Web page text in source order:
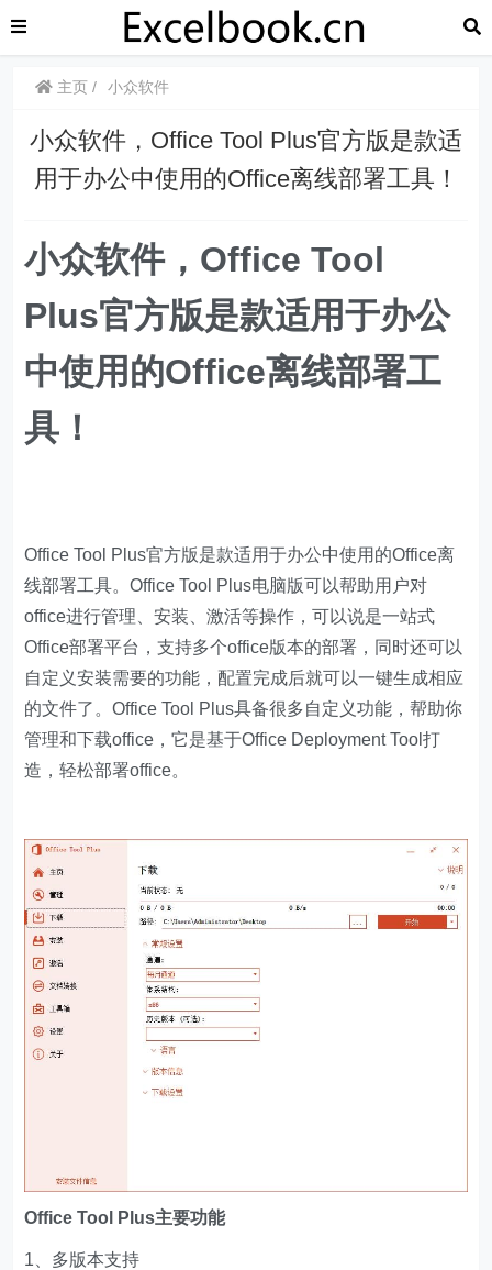
主页 小众软件
小众软件，Office Tool Plus官方版是款适
用于办公中使用的Office离线部署工具！
小众软件，Office Tool
Plus官方版是款适用于办公
中使用的Office离线部署工
具！
Office Tool Plus官方版是款适用于办公中使用的Office离
线部署工具。Office Tool Plus电脑版可以帮助用户对
office进行管理、安装、激活等操作，可以说是一站式
Office部署平台，支持多个office版本的部署，同时还可以
自定义安装需要的功能，配置完成后就可以一键生成相应
的文件了。Office Tool Plus具备很多自定义功能，帮助你
管理和下载office，它是基于Office Deployment Tool打
造，轻松部署office。
Office Tool Plus主要功能
1、多版本支持